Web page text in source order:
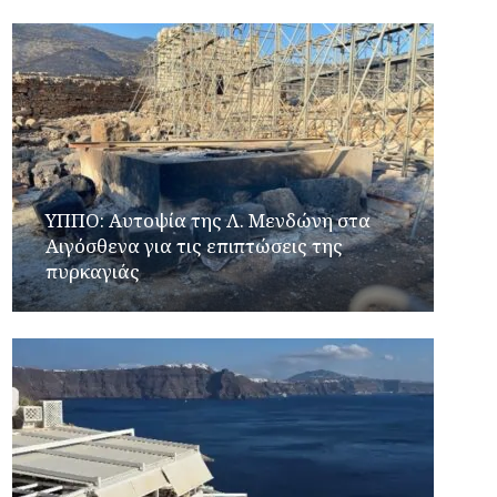
ΥΠΠΟ: Αυτοψία της Λ. Μενδώνη στα
Αιγόσθενα για τις επιπτώσεις της
πυρκαγιάς